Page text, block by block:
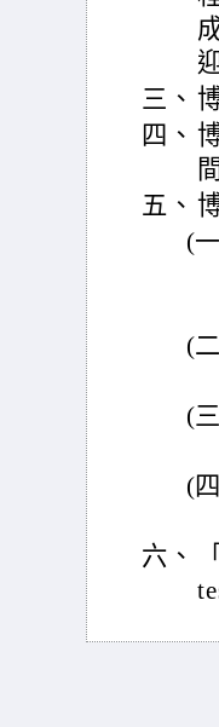
三、
四、
五、
(
(
(
(
六、